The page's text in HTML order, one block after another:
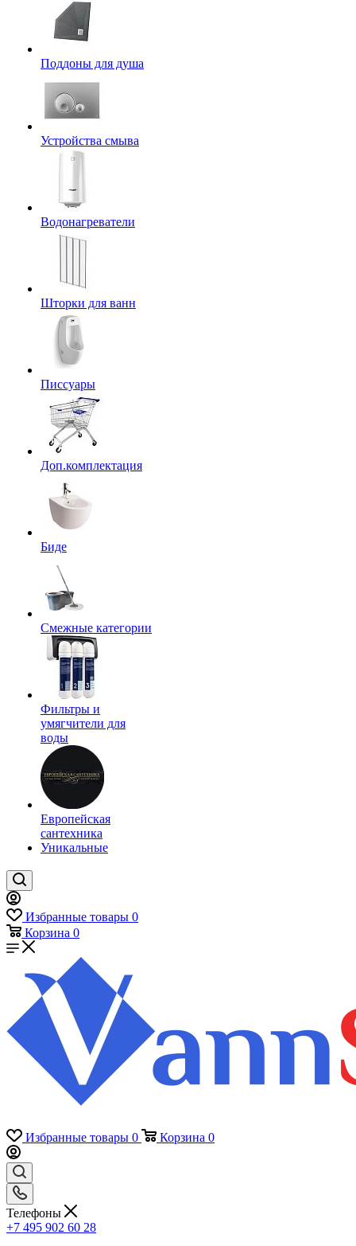
Поддоны для душа
Устройства смыва
Водонагреватели
Шторки для ванн
Писсуары
Доп.комплектация
Биде
Смежные категории
Фильтры и
умягчители для
воды
Европейская
сантехника
Уникальные
Избранные товары 0
Корзина 0
Избранные товары 0 Корзина 0
Телефоны
+7 495 902 60 28